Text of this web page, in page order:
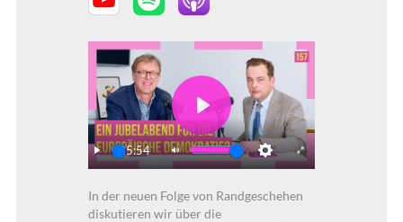
Play
25:54
Mute Settings
Enter
fullscreen
Play
In der neuen Folge von Randgeschehen
diskutieren wir über die